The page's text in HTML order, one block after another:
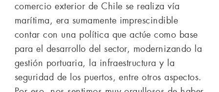
comercio exterior de Chile se realiza vía
marítima, era sumamente imprescindible
contar con una política que actúe como base
para el desarrollo del sector, modernizando la
gestión portuaria, la infraestructura y la
seguridad de los puertos, entre otros aspectos.